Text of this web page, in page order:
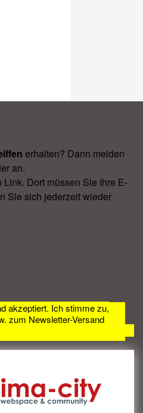
erhalten? Dann melden
an.
Dort müssen Sie Ihre E-
Sie sich jederzeit wieder
akzeptiert. Ich stimme zu,
zum Newsletter-Versand